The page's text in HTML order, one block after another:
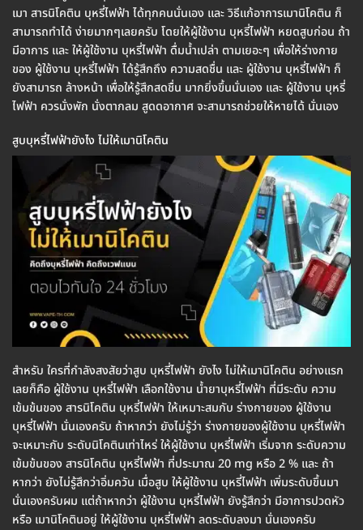
เมา สารนิโคติน บุหรี่ไฟฟ้า ได้ทุกคนนั่นเอง และ วิธีแก้อาการเมานิโคติน ก็
สามารถทำได้ ง่ายมากๆเลยครับ โดยให้ผู้ใช้งาน บุหรี่ไฟฟ้า หยดสูบก่อน ถ้า
มีอาการ และ ให้ผู้ใช้งาน บุหรี่ไฟฟ้า ดื่มน้ำเปล่า ตามเยอะๆ เพื่อให้ร่างกาย
ของ ผู้ใช้งาน บุหรี่ไฟฟ้า ได้รู้สึกถึง ความสดชื่น และ ผู้ใช้งาน บุหรี่ไฟฟ้า ก็
ยังสามารถ ล้างหน้า เพื่อให้รู้สึกสดชื่น มากยิ่งขึ้นนั่นเอง และ ผู้ใช้งาน บุหรี่
ไฟฟ้า ควรนั่งพัก นั่งตากลม สูดดอากาศ จะสามารถช่วยให้หายได้ นั่นเอง
สูบบุหรี่ไฟฟ้ายังไง ไม่ให้เมานิโคติน
สำหรับ ใครที่กำลังสงสัยว่าสูบ บุหรี่ไฟฟ้า ยังไง ไม่ให้เมานิโคติน อย่างแรก
เลยก็คือ ผู้ใช้งาน บุหรี่ไฟฟ้า เลือกใช้งาน น้ำยาบุหรี่ไฟฟ้า ที่มีระดับ ความ
เข้มข้นของ สารนิโคติน บุหรี่ไฟฟ้า ให้เหมาะสมกับ ร่างกายของ ผู้ใช้งาน
บุหรี่ไฟฟ้า นั่นเองครับ ถ้าหากว่า ยังไม่รู้ว่า ร่างกายของผู้ใช้งาน บุหรี่ไฟฟ้า
จะเหมาะกับ ระดับนิโคตินเท่าไหร่ ให้ผู้ใช้งาน บุหรี่ไฟฟ้า เริ่มจาก ระดับความ
เข้มข้นของ สารนิโคติน บุหรี่ไฟฟ้า ที่ประมาณ 20 mg หรือ 2 % และ ถ้า
หากว่า ยังไม่รู้สึกว่าอิ่มควัน เมื่อสูบ ให้ผู้ใช้งาน บุหรี่ไฟฟ้า เพิ่มระดับขึ้นมา
นั่นเองครับผม แต่ถ้าหากว่า ผู้ใช้งาน บุหรี่ไฟฟ้า ยังรู้สึกว่า มีอาการปวดหัว
หรือ เมานิโคตินอยู่ ให้ผู้ใช้งาน บุหรี่ไฟฟ้า ลดระดับลงมา นั่นเองครับ